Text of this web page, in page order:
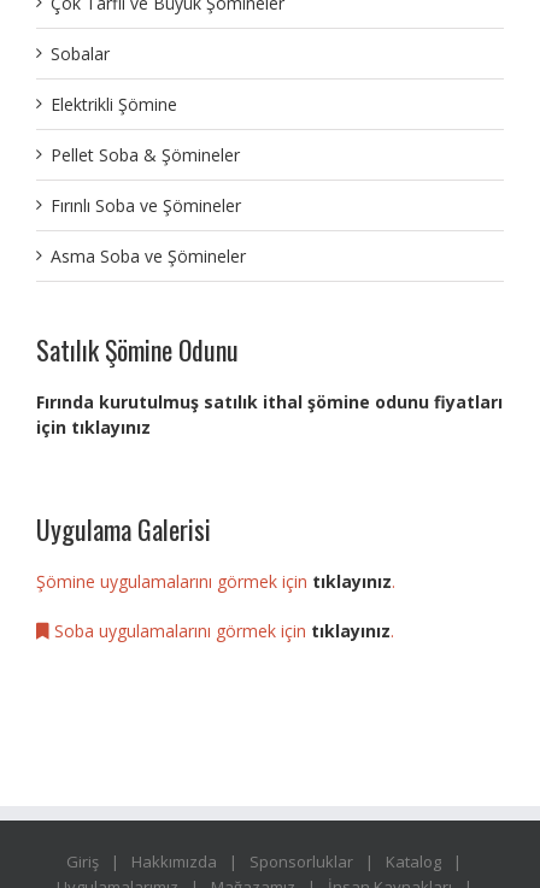
Sobalar
Elektrikli Şömine
Pellet Soba & Şömineler
Fırınlı Soba ve Şömineler
Asma Soba ve Şömineler
Satılık Şömine Odunu
Fırında kurutulmuş satılık ithal şömine odunu fiyatları
için tıklayınız
Uygulama Galerisi
Şömine uygulamalarını görmek için tıklayınız.
Soba uygulamalarını görmek için tıklayınız.
Giriş Hakkımızda Sponsorluklar
Katalog